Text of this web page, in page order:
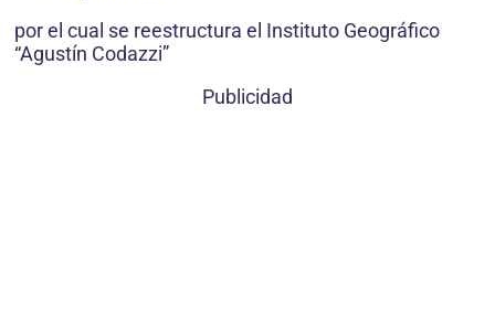
por el cual se reestructura el Instituto Geográfico
“Agustín Codazzi”
Publicidad